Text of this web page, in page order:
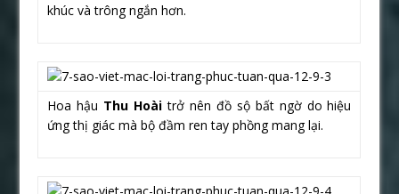
khúc và trông ngắn hơn.
Hoa hậu Thu Hoài trở nên đồ sộ bất ngờ do hiệu
ứng thị giác mà bộ đầm ren tay phồng mang lại.